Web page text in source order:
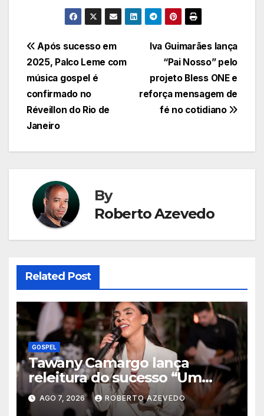
Navegação
de
Post
Iva Guimarães lança
“Pai Nosso” pelo
projeto Bless ONE e
reforça mensagem de
fé no cotidiano
Após sucesso em
2025, Palco Leme com
música gospel é
confirmado no
Réveillon do Rio de
Janeiro
By
Roberto Azevedo
Related Post
GOSPEL
Tawany Camargo lança
releitura do sucesso “Um
Novo Dia” pela Louvor Eterno
AGO 7, 2026 ROBERTO AZEVEDO